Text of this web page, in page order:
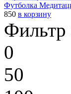
Футболка
850 в корзину
Фильтр
0
50